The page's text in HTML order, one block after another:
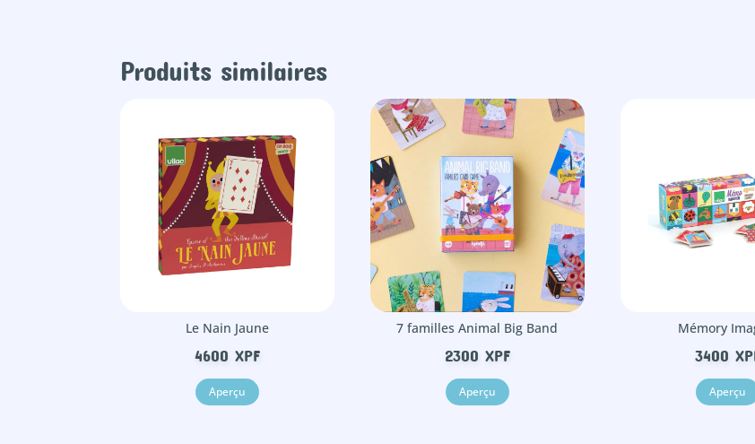
Produits similaires
Le Nain Jaune
4600 XPF
Aperçu
7 familles Animal Big Band
2300 XPF
Aperçu
Mémory
3400
Aperçu